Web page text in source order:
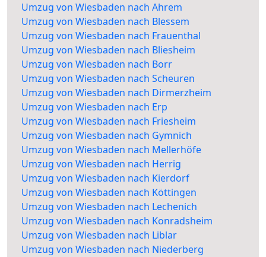
Umzug von Wiesbaden nach Ahrem
Umzug von Wiesbaden nach Blessem
Umzug von Wiesbaden nach Frauenthal
Umzug von Wiesbaden nach Bliesheim
Umzug von Wiesbaden nach Borr
Umzug von Wiesbaden nach Scheuren
Umzug von Wiesbaden nach Dirmerzheim
Umzug von Wiesbaden nach Erp
Umzug von Wiesbaden nach Friesheim
Umzug von Wiesbaden nach Gymnich
Umzug von Wiesbaden nach Mellerhöfe
Umzug von Wiesbaden nach Herrig
Umzug von Wiesbaden nach Kierdorf
Umzug von Wiesbaden nach Köttingen
Umzug von Wiesbaden nach Lechenich
Umzug von Wiesbaden nach Konradsheim
Umzug von Wiesbaden nach Liblar
Umzug von Wiesbaden nach Niederberg